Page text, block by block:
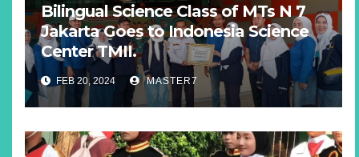
Bilingual Science Class of MTs N 7
Jakarta Goes to Indonesia Science
Center TMII.
FEB 20, 2024 MASTER7